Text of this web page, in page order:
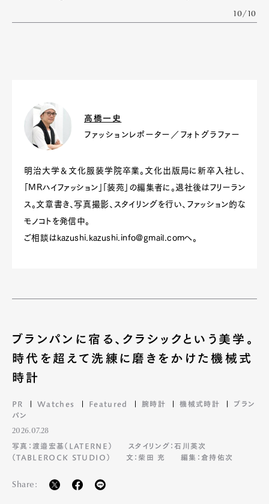
Art&DesignWatch
Fashion
Product CultureLifestyle
10/10
高橋一史
ファッションレポーター／フォトグラファー
明治大学＆文化服装学院卒業。文化出版局に新卒入社し、
「MRハイファッション」「装苑」の編集者に。退社後はフリーラン
ス。文章書き、写真撮影、スタイリングを行い、ファッション的な
モノコトを発信中。
ご相談は kazushi.kazushi.info@gmail.comへ。
ブランパンに宿る、クラシックという美学。
時代を超えて洗練に磨きをかけた機械式
時計
PR Watches Featured 腕時計 機械式時計
ブラン
パン
2026.07.28
写真：渡邉宏基（LATERNE）
スタイリング：石川英次
（TABLEROCK STUDIO）
文：柴田 充 編集：倉持佑次
Share: